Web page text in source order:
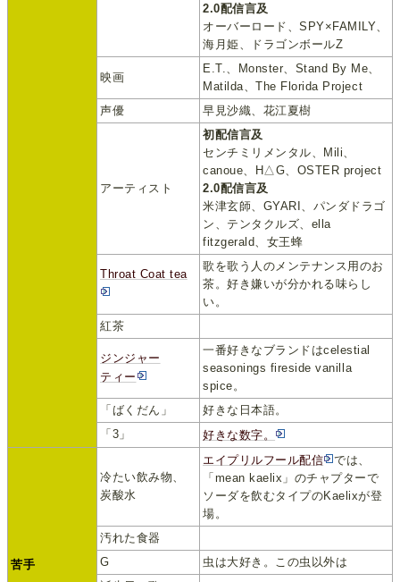
2.0配信言及
オーバーロード、SPY×FAMILY、
海月姫、ドラゴンボールZ
映画
E.T.、Monster、Stand By Me、
Matilda、The Florida Project
声優
早見沙織、花江夏樹
アーティスト
初配信言及
センチミリメンタル、Mili、
canoue、H△G、OSTER project
2.0配信言及
米津玄師、GYARI、パンダドラゴ
ン、テンタクルズ、ella
fitzgerald、女王蜂
Throat Coat tea
歌を歌う人のメンテナンス用のお
茶。好き嫌いが分かれる味らし
い。
紅茶
ジンジャー
ティー
一番好きなブランドはcelestial
seasonings fireside vanilla
spice。
「ばくだん」
好きな日本語。
「3」
好きな数字。
苦手
冷たい飲み物、
炭酸水
エイプリルフール配信
では、
「mean kaelix」のチャプターで
ソーダを飲むタイプのKaelixが登
場。
汚れた食器
G
虫は大好き。この虫以外は